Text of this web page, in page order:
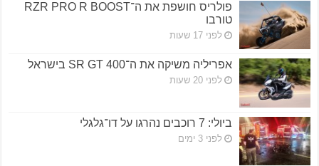
פולריס חושפת את ה־RZR PRO R BOOST
טורבו
לפני 17 שעות
אפריליה משיקה את ה־SR GT 400 בישראל
לפני 20 שעות
ביולי: 7 רוכבים נהרגו על דו־גלגלי
לפני 3 ימים